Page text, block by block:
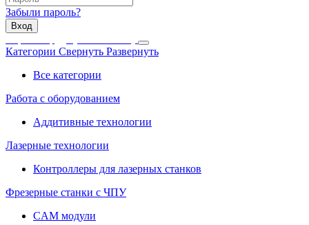
Забыли пароль?
Вход
Категории Свернуть Развернуть
Все категории
Работа с оборудованием
Аддитивные технологии
Лазерные технологии
Контроллеры для лазерных станков
Фрезерные станки с ЧПУ
CAM модули